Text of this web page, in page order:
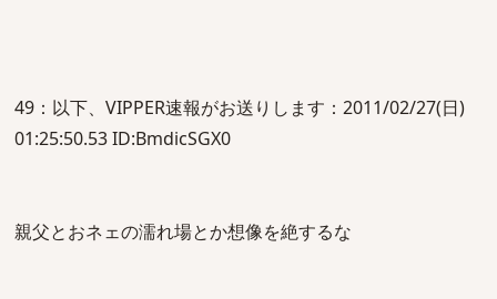
49：以下、VIPPER速報がお送りします：2011/02/27(日)
01:25:50.53 ID:BmdicSGX0
親父とおネェの濡れ場とか想像を絶するな